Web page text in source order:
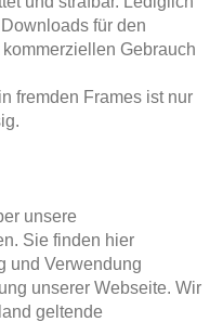
für den
Gebrauch
fremden Frames ist nur
unsere
Sie finden hier
und Verwendung
unserer Webseite. Wir
geltende